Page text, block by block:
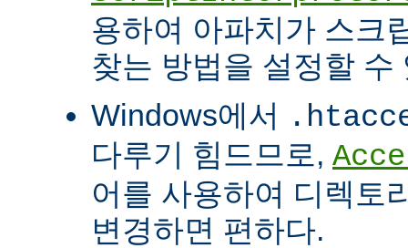
용하여 아파치가 스크
찾는 방법을 설정할 수
Windows에서
다루기 힘드므로,
어를 사용하여 디렉토
변경하면 편하다.